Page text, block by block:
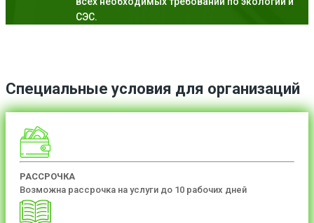
СЭС.
Специальные условия для организаций
РАССРОЧКА
Возможна рассрочка на услуги до 10 рабочих дней